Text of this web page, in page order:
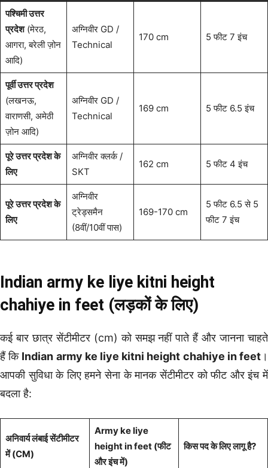
पश्चिमी उत्तर
प्रदेश(मेरठ,
आगरा, बरेली ज़ोन
आदि)
अग्निवीर GD /
Technical
170 cm 5 फीट 7 इंच
पूर्वी उत्तर प्रदेश
(लखनऊ,
वाराणसी, अमेठी
ज़ोन आदि)
अग्निवीर GD /
Technical
169 cm 5 फीट 6.5 इंच
पूरे उत्तर प्रदेश के
लिए
अग्निवीर क्लर्क /
SKT
162 cm 5 फीट 4 इंच
पूरे उत्तर प्रदेश के
लिए
अग्निवीर
ट्रेड्समैन
(8वीं/10वीं पास)
169-170 cm
5 फीट 6.5 से 5
फीट 7 इंच
Indian army ke liye kitni height
chahiye in feet (लड़कों के लिए)
कई बार छात्र सेंटीमीटर (cm) को समझ नहीं पाते हैं और जानना चाहते
हैं कि Indian army ke liye kitni height chahiye in feet ।
आपकी सुविधा के लिए हमने सेना के मानक सेंटीमीटर को फीट और इंच में
बदला है:
अनिवार्य लंबाई सेंटीमीटर
में (CM)
Army ke liye
height in feet (फीट
और इंच में)
किस पद के लिए लागू है?